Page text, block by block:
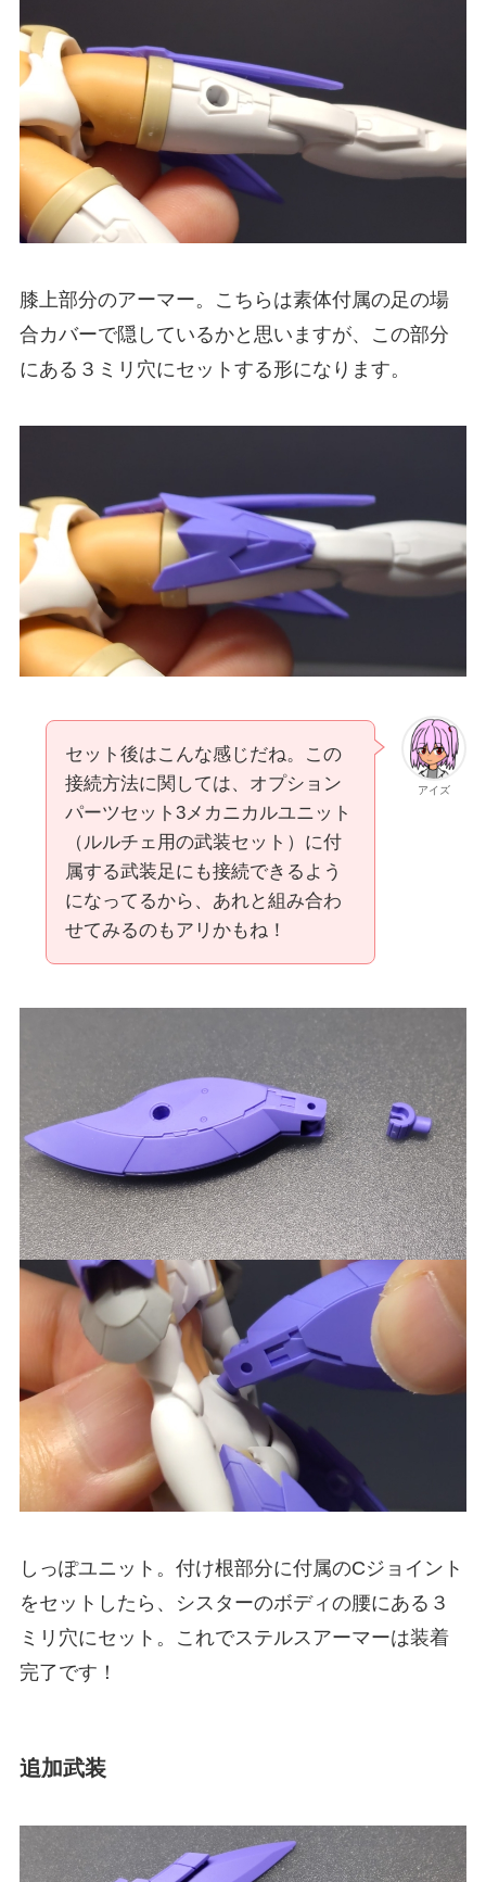
膝上部分のアーマー。こちらは素体付属の足の場
合カバーで隠しているかと思いますが、この部分
にある３ミリ穴にセットする形になります。
アイズ
セット後はこんな感じだね。この
接続方法に関しては、オプション
パーツセット3メカニカルユニット
（ルルチェ用の武装セット）に付
属する武装足にも接続できるよう
になってるから、あれと組み合わ
せてみるのもアリかもね！
しっぽユニット。付け根部分に付属のCジョイント
をセットしたら、シスターのボディの腰にある３
ミリ穴にセット。これでステルスアーマーは装着
完了です！
追加武装